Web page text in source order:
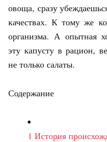
овоща, сразу
качествах. К тому же
организма. А опытная
эту капусту в рацион,
не только салаты.
Содержание
1 История